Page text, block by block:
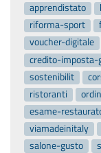
apprendistato
riforma-sport
voucher-digitale
credito-imposta-
sostenibilit
ristoranti
esame-
viamadeinitaly
salone-gusto